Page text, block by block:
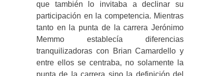
que también lo invitaba a declinar su
participación en la competencia. Mientras
tanto en la punta de la carrera Jerónimo
Memmo establecía diferencias
tranquilizadoras con Brian Camardello y
entre ellos se centraba, no solamente la
punta de la carrera sino la definición del